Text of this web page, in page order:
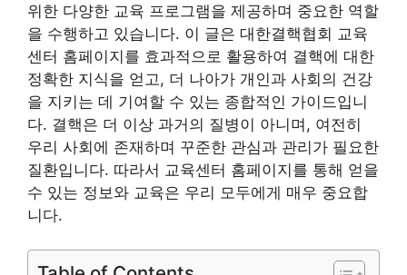
위한 다양한 교육 프로그램을 제공하며 중요한 역할
을 수행하고 있습니다. 이 글은 대한결핵협회 교육
센터 홈페이지를 효과적으로 활용하여 결핵에 대한
정확한 지식을 얻고, 더 나아가 개인과 사회의 건강
을 지키는 데 기여할 수 있는 종합적인 가이드입니
다. 결핵은 더 이상 과거의 질병이 아니며, 여전히
우리 사회에 존재하며 꾸준한 관심과 관리가 필요한
질환입니다. 따라서 교육센터 홈페이지를 통해 얻을
수 있는 정보와 교육은 우리 모두에게 매우 중요합
니다.